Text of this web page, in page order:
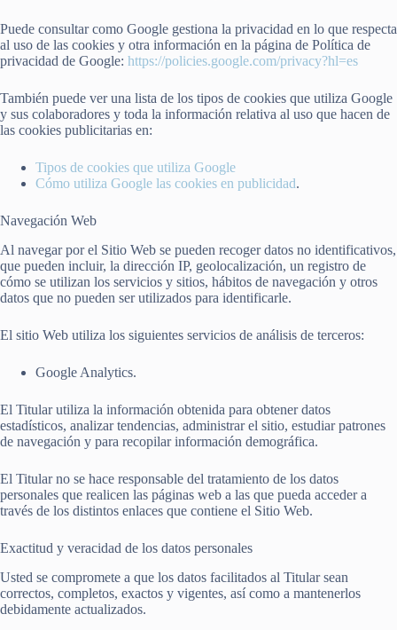
Puede consultar como Google gestiona la privacidad en lo que respecta
al uso de las cookies y otra información en la página de Política de
privacidad de Google: https://policies.google.com/privacy?hl=es
También puede ver una lista de los tipos de cookies que utiliza Google
y sus colaboradores y toda la información relativa al uso que hacen de
las cookies publicitarias en:
Tipos de cookies que utiliza Google
Cómo utiliza Google las cookies en publicidad.
Navegación Web
Al navegar por el Sitio Web se pueden recoger datos no identificativos,
que pueden incluir, la dirección IP, geolocalización, un registro de
cómo se utilizan los servicios y sitios, hábitos de navegación y otros
datos que no pueden ser utilizados para identificarle.
El sitio Web utiliza los siguientes servicios de análisis de terceros:
Google Analytics.
El Titular utiliza la información obtenida para obtener datos
estadísticos, analizar tendencias, administrar el sitio, estudiar patrones
de navegación y para recopilar información demográfica.
El Titular no se hace responsable del tratamiento de los datos
personales que realicen las páginas web a las que pueda acceder a
través de los distintos enlaces que contiene el Sitio Web.
Exactitud y veracidad de los datos personales
Usted se compromete a que los datos facilitados al Titular sean
correctos, completos, exactos y vigentes, así como a mantenerlos
debidamente actualizados.